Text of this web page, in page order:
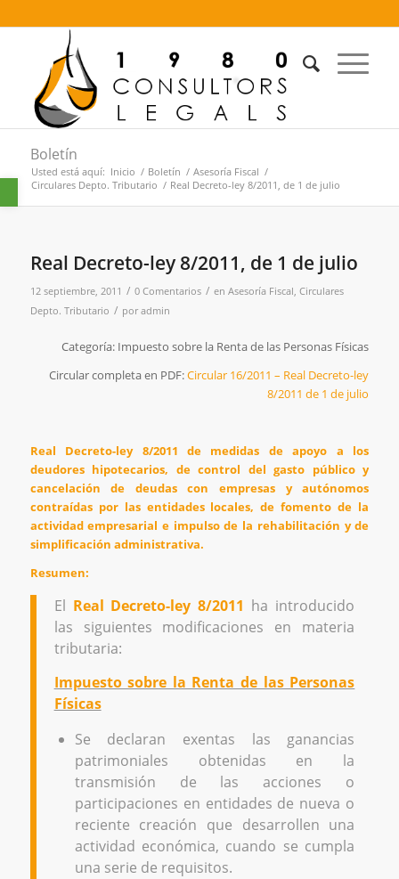
Abrir barra de herramientas
Boletín
Usted está aquí: Inicio / Boletín / Asesoría Fiscal /
Circulares Depto. Tributario / Real Decreto-ley 8/2011, de 1 de julio
Real Decreto-ley 8/2011, de 1 de julio
12 septiembre, 2011 / 0 Comentarios / en Asesoría Fiscal, Circulares
Depto. Tributario / poradmin
Categoría: Impuesto sobre la Renta de las Personas Físicas
Circular completa en PDF:Circular 16/2011 – Real Decreto-ley
8/2011 de 1 de julio
Real Decreto-ley 8/2011 de medidas de apoyo a los
deudores hipotecarios, de control del gasto público y
cancelación de deudas con empresas y autónomos
contraídas por las entidades locales, de fomento de la
actividad empresarial e impulso de la rehabilitación y de
simplificación administrativa.
Resumen:
El Real Decreto-ley 8/2011 ha introducido
las siguientes modificaciones en materia
tributaria:
Impuesto sobre la Renta de las Personas
Físicas
Se declaran exentas las ganancias
patrimoniales obtenidas en la
transmisión de las acciones o
participaciones en entidades de nueva o
reciente creación que desarrollen una
actividad económica, cuando se cumpla
una serie de requisitos.